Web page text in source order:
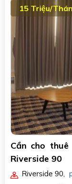
15 Triệu/
Cần cho
Riverside 90
Riverside 90,